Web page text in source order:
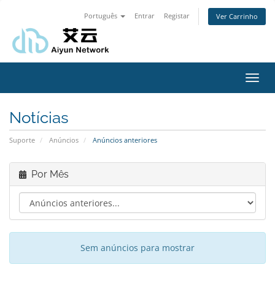
Português Entrar Registar Ver Carrinho
Notícias
Suporte Anúncios Anúncios anteriores
Por Mês
Sem anúncios para mostrar